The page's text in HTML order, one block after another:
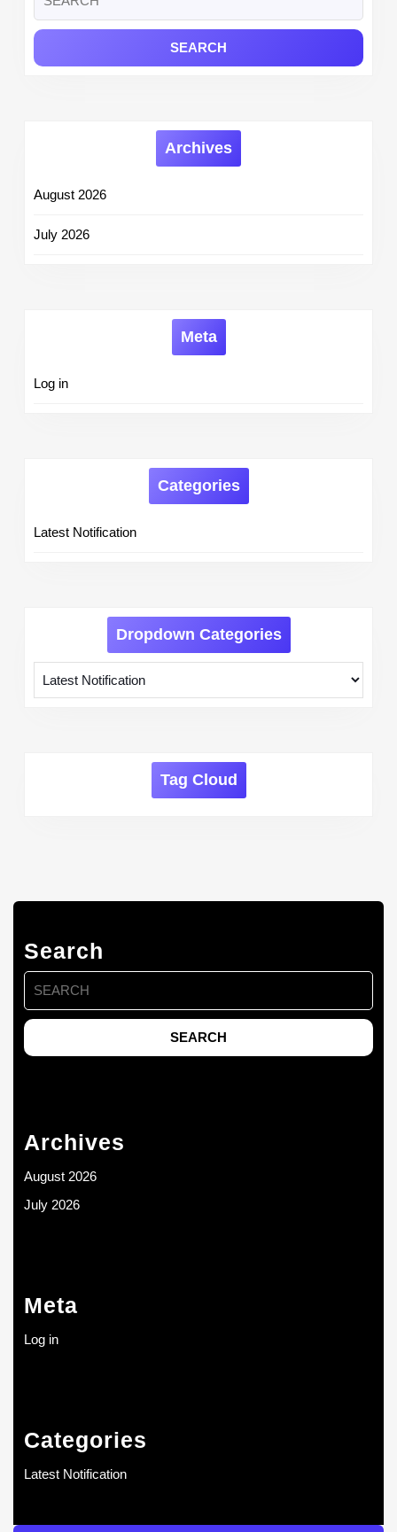
at
for:
Archives
August 2026
July 2026
Meta
Log in
Categories
Latest Notification
Dropdown Categories
Tag Cloud
Search
Search
for:
Archives
August 2026
July 2026
Meta
Log in
Categories
Latest Notification